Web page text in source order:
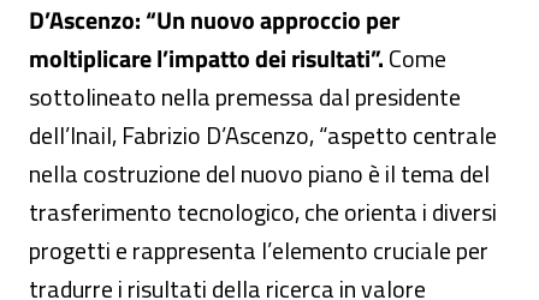
D’Ascenzo: “Un nuovo approccio per
moltiplicare l’impatto dei risultati”.Come
sottolineato nella premessa dal presidente
dell’Inail, Fabrizio D’Ascenzo, “aspetto centrale
nella costruzione del nuovo piano è il tema del
trasferimento tecnologico, che orienta i diversi
progetti e rappresenta l’elemento cruciale per
tradurre i risultati della ricerca in valore